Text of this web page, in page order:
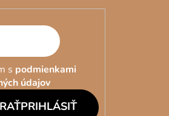
s podmienkami
údajov
PRIHLÁSIŤ